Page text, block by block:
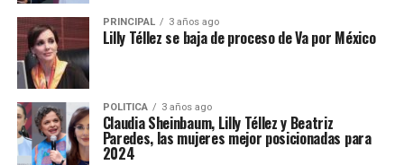
PRINCIPAL 3 años ago
Lilly Téllez se baja de proceso de Va por México
POLITICA 3 años ago
Claudia Sheinbaum, Lilly Téllez y Beatriz
Paredes, las mujeres mejor posicionadas para
2024